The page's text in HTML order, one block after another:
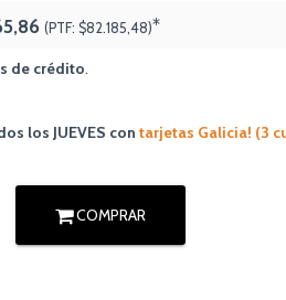
(PTF: $82.185,48)*
de crédito.
los JUEVES con tarjetas Galicia! (3
COMPRAR